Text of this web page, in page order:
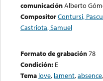
comunicaciónAlberto
CompositorContursi,
Castriota, Samuel
Formato de grabación78
Condición: E
Tema love, lament,absence,